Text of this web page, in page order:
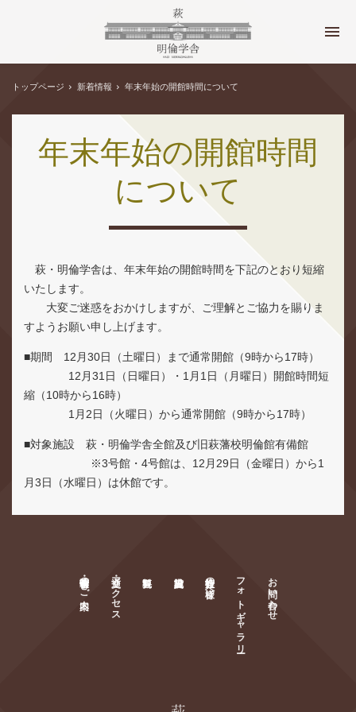
トップページ 新着情報 年末年始の開館時間について
年末年始の開館時間
について
萩・明倫学舎は、年末年始の開館時間を下記のとおり短縮
いたします。
大変ご迷惑をおかけしますが、ご理解とご協力を賜りま
すようお願い申し上げます。
■期間 12月30日（土曜日）まで通常開館（9時から17時）
12月31日（日曜日）・1月1日（月曜日）開館時間短
縮（10時から16時）
1月2日（火曜日）から通常開館（9時から17時）
■対象施設 萩・明倫学舎全館及び旧萩藩校明倫館有備館
※3号館・4号館は、12月29日（金曜日）から1
月3日（水曜日）は休館です。
お問い合わせ
フォトギャラリー
旅行会社の皆様へ
交通・アクセス
萩・明倫学舎のご案内